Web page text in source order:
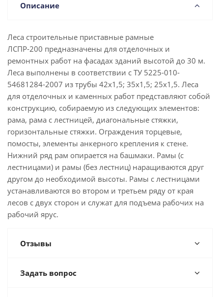
Описание
Леса строительные приставные рамные
ЛСПР-200 предназначены для отделочных и
ремонтных работ на фасадах зданий высотой до 30 м.
Леса выполнены в соответствии с ТУ 5225-010-
54681284-2007 из трубы 42х1,5; 35х1,5; 25х1,5. Леса
для отделочных и каменных работ представляют собой
конструкцию, собираемую из следующих элементов:
рама, рама с лестницей, диагональные стяжки,
горизонтальные стяжки. Ограждения торцевые,
помосты, элементы анкерного крепления к стене.
Нижний ряд рам опирается на башмаки. Рамы (с
лестницами) и рамы (без лестниц) наращиваются друг
другом до необходимой высоты. Рамы с лестницами
устанавливаются во втором и третьем ряду от края
лесов с двух сторон и служат для подъема рабочих на
рабочий ярус.
Отзывы
Задать вопрос